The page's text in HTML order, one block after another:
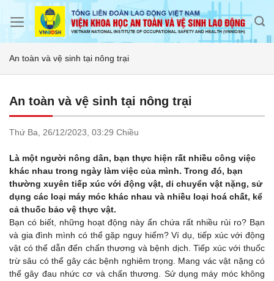
An toàn và vệ sinh tại nông trại
An toàn và vệ sinh tại nông trại
Thứ Ba, 26/12/2023, 03:29 Chiều
Là một người nông dân, bạn thực hiện rất nhiều công việc
khác nhau trong ngày làm việc của mình. Trong đó, bạn
thường xuyên tiếp xúc với động vật, di chuyển vật nặng, sử
dụng các loại máy móc khác nhau và nhiều loại hoá chất, kể
cả thuốc bảo vệ thực vật.
Bạn có biết, những hoạt động này ẩn chứa rất nhiều rủi ro? Bạn
và gia đình mình có thể gặp nguy hiểm? Ví dụ, tiếp xúc với động
vật có thể dẫn đến chấn thương và bệnh dịch. Tiếp xúc với thuốc
trừ sâu có thể gây các bệnh nghiêm trọng. Mang vác vật nặng có
thể gây đau nhức cơ và chấn thương. Sử dụng máy móc không